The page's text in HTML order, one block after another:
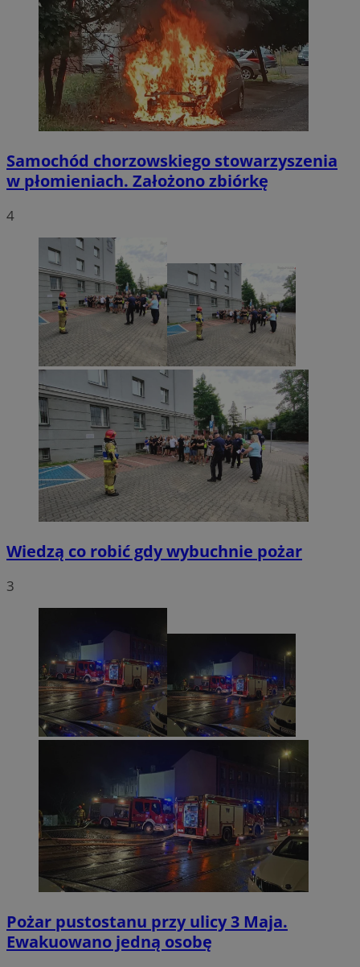
Samochód chorzowskiego stowarzyszenia
w płomieniach. Założono zbiórkę
4
Wiedzą co robić gdy wybuchnie pożar
3
Pożar pustostanu przy ulicy 3 Maja.
Ewakuowano jedną osobę